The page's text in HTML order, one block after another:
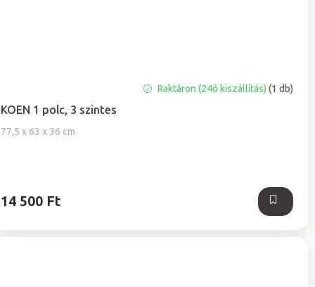
KOEN 1 polc, 3 szintes
77,5 x 63 x 36 cm
Raktáron (24ó kiszállítás) (1 db)
14 500 Ft